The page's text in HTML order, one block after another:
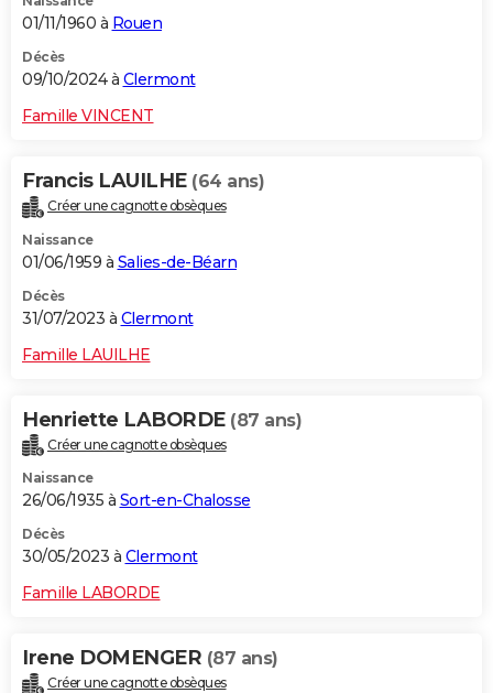
01/11/1960 à Rouen
Décès
09/10/2024 à Clermont
Famille VINCENT
Francis LAUILHE (64 ans)
Créer une cagnotte obsèques
Naissance
01/06/1959 à Salies-de-Béarn
Décès
31/07/2023 à Clermont
Famille LAUILHE
Henriette LABORDE (87 ans)
Créer une cagnotte obsèques
Naissance
26/06/1935 à Sort-en-Chalosse
Décès
30/05/2023 à Clermont
Famille LABORDE
Irene DOMENGER (87 ans)
Créer une cagnotte obsèques